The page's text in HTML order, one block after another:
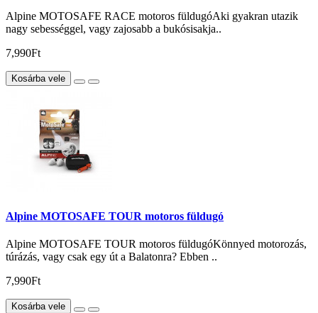
Alpine MOTOSAFE RACE motoros füldugóAki gyakran utazik
nagy sebességgel, vagy zajosabb a bukósisakja..
7,990Ft
Kosárba vele
Alpine MOTOSAFE TOUR motoros füldugó
Alpine MOTOSAFE TOUR motoros füldugóKönnyed motorozás,
túrázás, vagy csak egy út a Balatonra? Ebben ..
7,990Ft
Kosárba vele